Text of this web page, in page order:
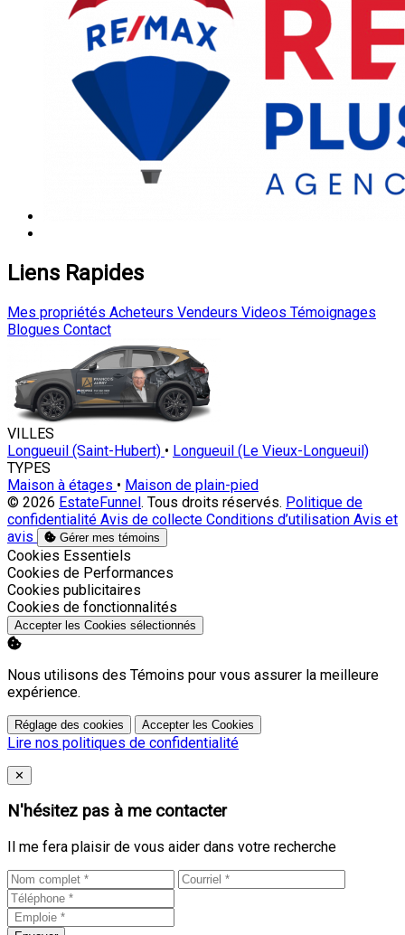
Liens Rapides
Mes propriétés Acheteurs Vendeurs Videos Témoignages
Blogues Contact
VILLES
Longueuil (Saint-Hubert) • Longueuil (Le Vieux-Longueuil)
TYPES
Maison à étages • Maison de plain-pied
© 2026 EstateFunnel. Tous droits réservés. Politique de
confidentialité Avis de collecte Conditions d’utilisation Avis et
avis
Gérer mes témoins
Activer
Cookies Essentiels
Activer
Cookies de Performances
Activer
Cookies publicitaires
Activer
Cookies de fonctionnalités
Accepter les Cookies sélectionnés
Nous utilisons des Témoins pour vous assurer la meilleure
expérience.
Réglage des cookies Accepter les Cookies
Lire nos politiques de confidentialité
Close
✕
N'hésitez pas à me contacter
Il me fera plaisir de vous aider dans votre recherche